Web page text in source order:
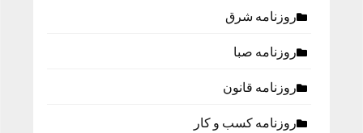
روزنامه شرق
روزنامه صبا
روزنامه قانون
روزنامه كسب و كار